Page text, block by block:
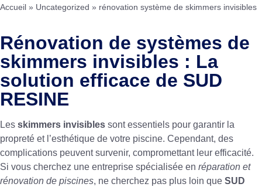
Accueil » Uncategorized » rénovation système de skimmers invisibles
Rénovation de systèmes de
skimmers invisibles : La
solution efficace de SUD
RESINE
Les skimmers invisibles sont essentiels pour garantir la
propreté et l’esthétique de votre piscine. Cependant, des
complications peuvent survenir, compromettant leur efficacité.
Si vous cherchez une entreprise spécialisée en réparation et
rénovation de piscines, ne cherchez pas plus loin que SUD